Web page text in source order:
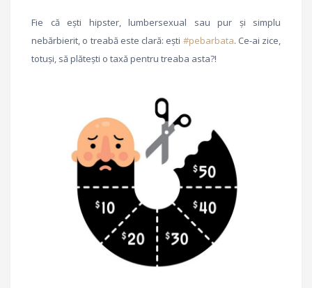
Fie că eşti hipster, lumbersexual sau pur şi simplu
nebărbierit, o treabă este clară: eşti #pebarbata. Ce-ai zice,
totuşi, să plăteşti o taxă pentru treaba asta?!